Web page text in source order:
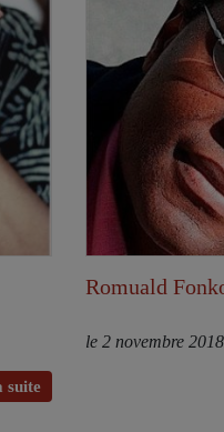
suite
Romuald
le 2 novembre 2018